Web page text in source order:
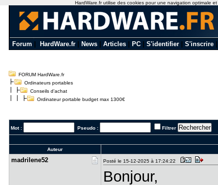
Forum HardWare.fr News Articles PC S'identifier S'inscrire
FORUM HardWare.fr
Ordinateurs portables
Conseils d'achat
Ordinateur portable budget max 1300€
Mot : Pseudo : Filtrer
Auteur
madrilene5​2 Posté le 15-12-2025 à 17:24:22
Bonjour,
HardWare.fr utilise des cookies pour une navigation optimale